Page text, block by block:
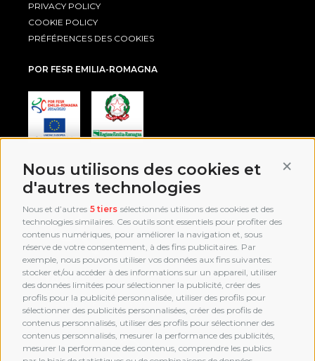
Nous utilisons des cookies et
d'autres technologies
Nous et d’autres 5 tiers sélectionnés utilisons des cookies et des
technologies similaires. Ces outils sont essentiels pour profiter des
contenus numériques, pour améliorer la navigation et, sous
réserve de votre consentement, à des fins publicitaires. Par
exemple, nous pouvons utiliser vos données aux fins suivantes:
stocker et/ou accéder à des informations sur un appareil, utiliser
des données limitées pour sélectionner la publicité, créer des
profils pour la publicité personnalisée, utiliser des profils pour
sélectionner des publicités personnalisées, créer des profils de
contenus personnalisés, utiliser des profils pour sélectionner des
contenus personnalisés, mesurer la performance des publicités,
mesurer la performance des contenus, comprendre les publics
PRIVACY POLICY
COOKIE POLICY
PRÉFÉRENCES DES COOKIES
POR FESR EMILIA-ROMAGNA
AWARD